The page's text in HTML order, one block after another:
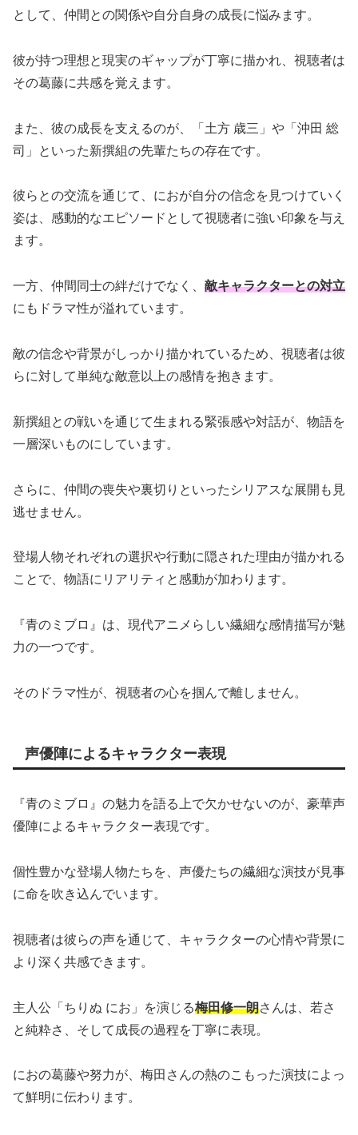
として、仲間との関係や自分自身の成長に悩みます。
彼が持つ理想と現実のギャップが丁寧に描かれ、視聴者は
その葛藤に共感を覚えます。
また、彼の成長を支えるのが、「土方 歳三」や「沖田 総
司」といった新撰組の先輩たちの存在です。
彼らとの交流を通じて、におが自分の信念を見つけていく
姿は、感動的なエピソードとして視聴者に強い印象を与え
ます。
一方、仲間同士の絆だけでなく、 敵キャラクターとの対立
にもドラマ性が溢れています。
敵の信念や背景がしっかり描かれているため、視聴者は彼
らに対して単純な敵意以上の感情を抱きます。
新撰組との戦いを通じて生まれる緊張感や対話が、物語を
一層深いものにしています。
さらに、仲間の喪失や裏切りといったシリアスな展開も見
逃せません。
登場人物それぞれの選択や行動に隠された理由が描かれる
ことで、物語にリアリティと感動が加わります。
『青のミブロ』は、現代アニメらしい繊細な感情描写が魅
力の一つです。
そのドラマ性が、視聴者の心を掴んで離しません。
声優陣によるキャラクター表現
『青のミブロ』の魅力を語る上で欠かせないのが、豪華声
優陣によるキャラクター表現です。
個性豊かな登場人物たちを、声優たちの繊細な演技が見事
に命を吹き込んでいます。
視聴者は彼らの声を通じて、キャラクターの心情や背景に
より深く共感できます。
主人公「ちりぬ にお」を演じる梅田修一朗さんは、若さ
と純粋さ、そして成長の過程を丁寧に表現。
におの葛藤や努力が、梅田さんの熱のこもった演技によっ
て鮮明に伝わります。